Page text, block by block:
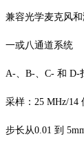
兼容光学麦克风
一或八通道系统
A-、 B-、 C- 和 D-
采样： 25 MHz/14
步长从0.01 到